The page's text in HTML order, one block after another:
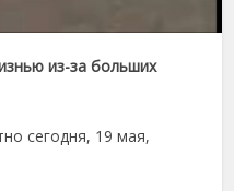
из-за больших
сегодня, 19 мая,